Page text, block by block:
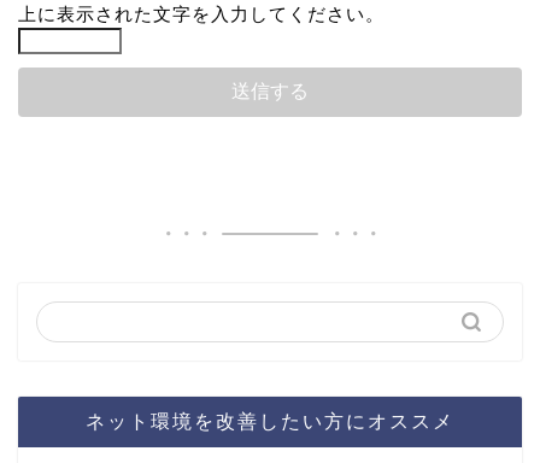
上に表示された文字を入力してください。
ネット環境を改善したい方にオススメ